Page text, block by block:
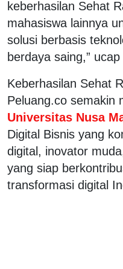
keberhasilan Sehat
mahasiswa lainnya
solusi berbasis
berdaya saing,” ucap
Keberhasilan Sehat
Peluang.co semakin
Universitas Nusa
Digital Bisnis yang
digital, inovator
yang siap
transformasi digital